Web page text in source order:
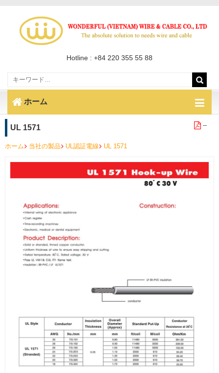
Hotline : +84 220 355 55 88
ホーム
--
UL 1571
ホーム 当社の製品 UL認証電線 UL 1571